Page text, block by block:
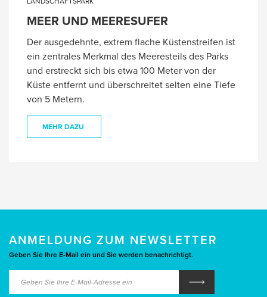
MEER UND MEERESUFER
Der ausgedehnte, extrem flache Küstenstreifen ist
ein zentrales Merkmal des Meeresteils des Parks
und erstreckt sich bis etwa 100 Meter von der
Küste entfernt und überschreitet selten eine Tiefe
von 5 Metern.
MEHR DAZU
ANMELDUNG ZUM NEWSLETTER
Geben Sie Ihre E-Mail ein und Sie werden benachrichtigt.